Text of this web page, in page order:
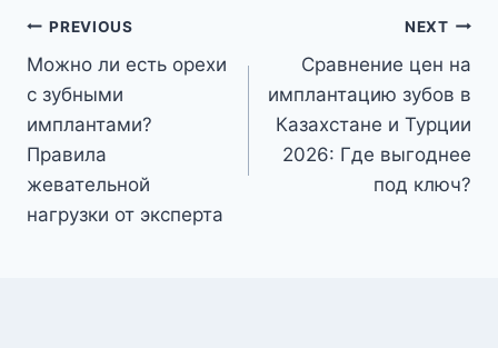
Post
navigation
PREVIOUS
Можно ли есть орехи
с зубными
имплантами?
Правила
жевательной
нагрузки от эксперта
NEXT
Сравнение цен на
имплантацию зубов в
Казахстане и Турции
2026: Где выгоднее
под ключ?